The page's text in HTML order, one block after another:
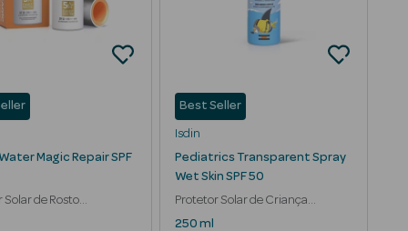
Magic Repair SPF
Solar de Rosto
Best Seller
Isdin
Pediatrics Transparent Spray
Wet Skin SPF 50
Protetor Solar de Criança
Transparente Fresco
250 ml